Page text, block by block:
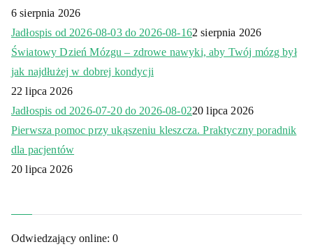
6 sierpnia 2026
Jadłospis od 2026-08-03 do 2026-08-162 sierpnia 2026
Światowy Dzień Mózgu – zdrowe nawyki, aby Twój mózg był
jak najdłużej w dobrej kondycji
22 lipca 2026
Jadłospis od 2026-07-20 do 2026-08-0220 lipca 2026
Pierwsza pomoc przy ukąszeniu kleszcza. Praktyczny poradnik
dla pacjentów
20 lipca 2026
Odwiedzający online:0